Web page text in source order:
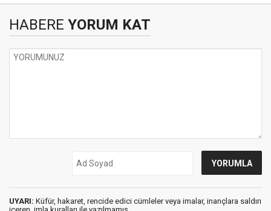
HABERE YORUM KAT
UYARI: Küfür, hakaret, rencide edici cümleler veya imalar, inançlara saldırı